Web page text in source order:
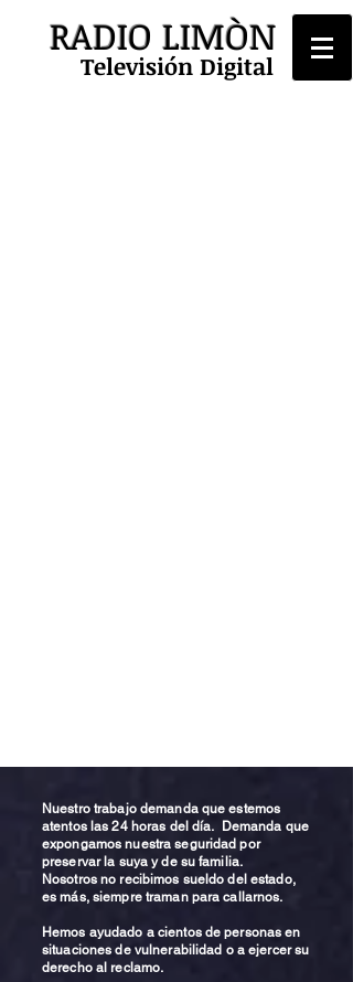
RADIO LIMÒN
Televisión Digital
Nuestro trabajo demanda que estemos
atentos las 24 horas del día. Demanda que
expongamos nuestra seguridad por
preservar la suya y de su familia.
Nosotros no recibimos sueldo del estado,
es más, siempre traman para callarnos.
Hemos ayudado a cientos de personas en
situaciones de vulnerabilidad o a ejercer su
derecho al reclamo.